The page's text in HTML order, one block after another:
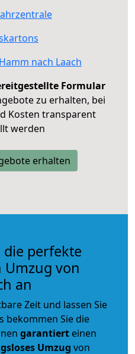
nach Laach
Formular
zu erhalten, bei
Kosten transparent
werden
erhalten
perfekte
von
an
Zeit und lassen Sie
bekommen Sie die
garantiert einen
Umzug von